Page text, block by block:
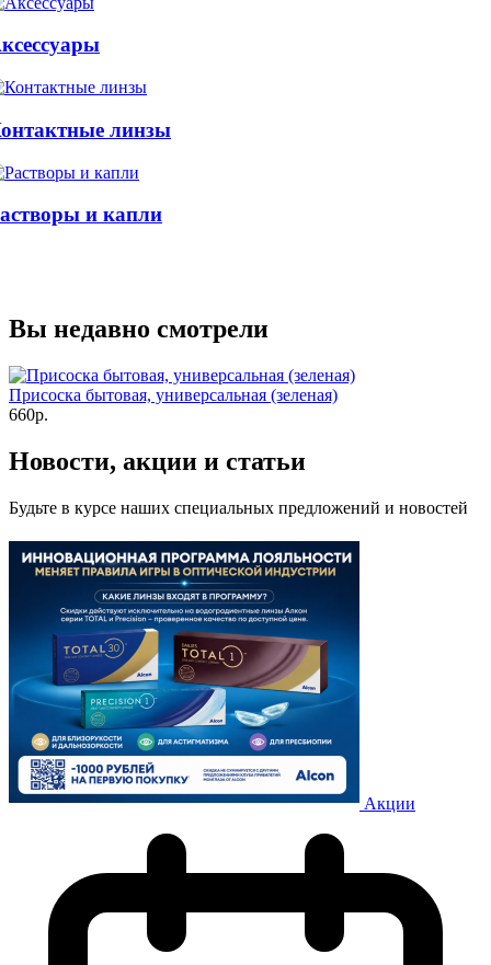
линзы
и капли
Вы недавно смотрели
Присоска бытовая, универсальная (зеленая)
660р.
Новости, акции и статьи
Будьте в курсе наших специальных предложений и новостей
Акции